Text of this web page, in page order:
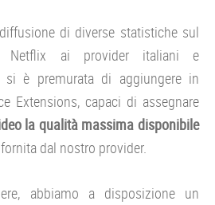
di diverse statistiche sul
Netflix ai provider italiani e
si è premurata di aggiungere in
Extensions, capaci di assegnare
la qualità massima disponibile
dal nostro provider.
abbiamo a disposizione un